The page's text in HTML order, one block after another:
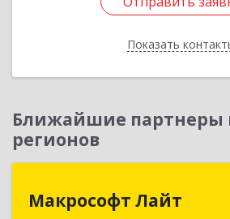
ПоказатьНазад
Ближайшие партнеры
регионов
Макрософт Лайт